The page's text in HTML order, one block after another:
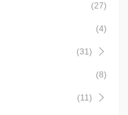
(27)
(4)
(31)
(8)
(11)